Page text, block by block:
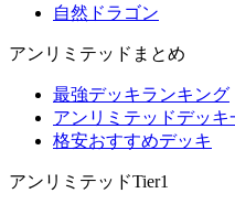
自然ドラゴン
アンリミテッドまとめ
最強デッキランキング
アンリミテッドデッキ
格安おすすめデッキ
アンリミテッドTier1